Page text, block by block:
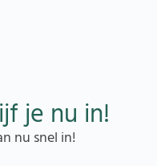
je nu in!
nu snel in!